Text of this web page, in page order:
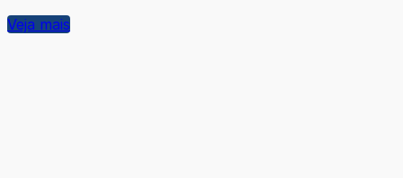
Veja mais